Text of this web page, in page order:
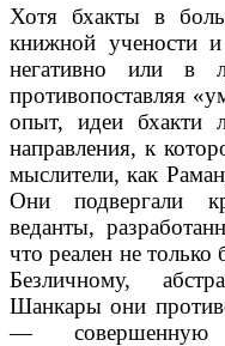
Хотя бхакты в
книжной учености
негативно или в
противопоставляя
опыт, идеи бхакти
направления, к
мыслители, как
Они подвергали
веданты,
что реален не
Безличному,
Шанкары они
— совершенную